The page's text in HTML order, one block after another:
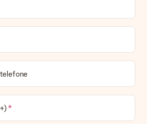
opções de entrega e portes
data específica para entrega?
possível escolher uma data específica
que concluirmos o seu pedido, uma
datas estimadas de entrega ser-lhe-á
que o seu pedido for expedido, a
encarregada de entregar o mesmo.
e quando recebo o meu